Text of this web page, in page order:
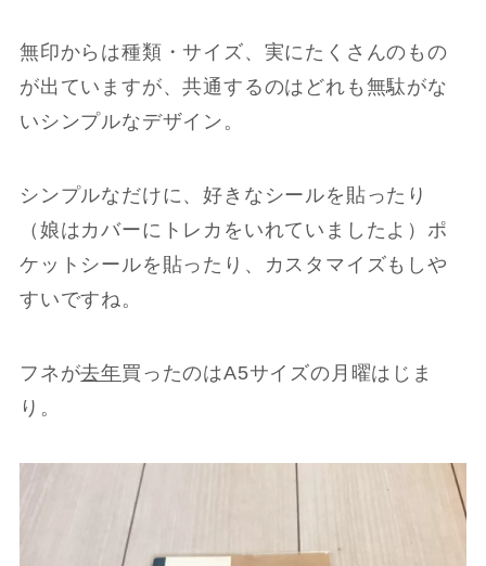
無印からは種類・サイズ、実にたくさんのもの
が出ていますが、共通するのはどれも無駄がな
いシンプルなデザイン。
シンプルなだけに、好きなシールを貼ったり
（娘はカバーにトレカをいれていましたよ）ポ
ケットシールを貼ったり、カスタマイズもしや
すいですね。
フネが去年買ったのはA5サイズの月曜はじま
り。